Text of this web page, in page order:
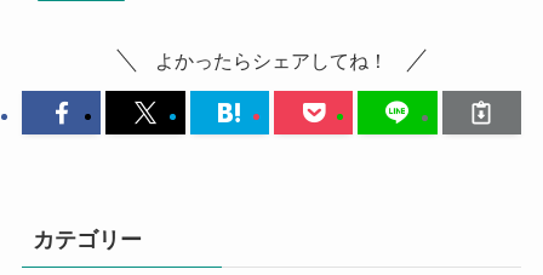
よかったらシェアしてね！
カテゴリー